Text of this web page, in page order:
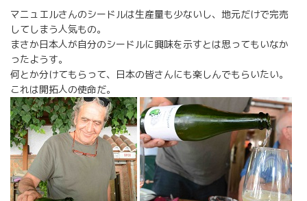
マニュエルさんのシードルは生産量も少ないし、地元だけで完売
してしまう人気もの。
まさか日本人が自分のシードルに興味を示すとは思ってもいなか
ったようす。
何とか分けてもらって、日本の皆さんにも楽しんでもらいたい。
これは開拓人の使命だ。